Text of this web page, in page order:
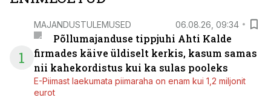
1
MAJANDUSTULEMUSED 06.08.26, 09:34
Põllumajanduse tippjuhi Ahti Kalde
firmades käive üldiselt kerkis, kasum samas
nii kahekordistus kui ka sulas pooleks
E-Piimast laekumata piimaraha on enam kui 1,2 miljonit
eurot